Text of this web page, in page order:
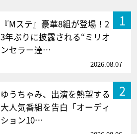
1
『Mステ』豪華8組が登場！2
3年ぶりに披露される“ミリオ
ンセラー達…
2026.08.07
2
ゆうちゃみ、出演を熱望する
大人気番組を告白「オーディ
ション10…